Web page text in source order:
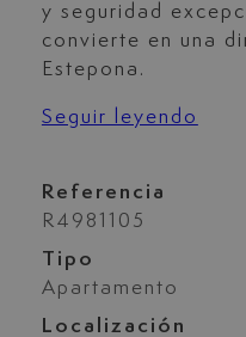
y seguridad
convierte en una
Estepona.
Seguir leyendo
Referencia
R4981105
Tipo
Apartamento
Localización